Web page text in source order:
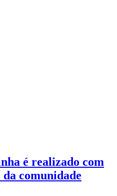
é realizado com
comunidade